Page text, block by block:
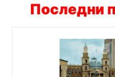
Последни